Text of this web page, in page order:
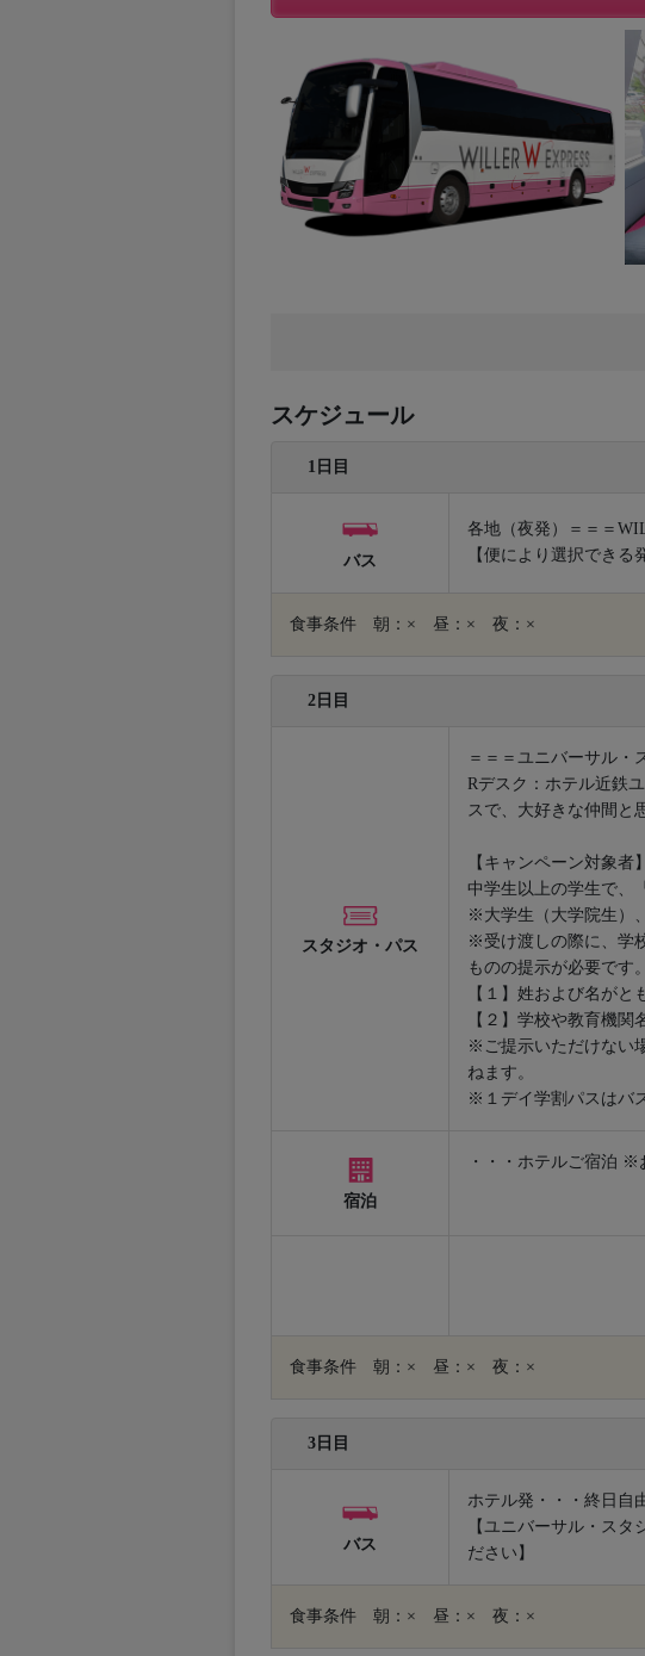
スケジュール
1日目
バス
各地（夜発）＝＝＝
【便により選択でき
食事条件 朝：× 昼：× 夜：×
2日目
スタジオ・パス
＝＝＝ユニバーサル・
Rデスク：ホテル近鉄
スで、大好きな仲間と
【キャンペーン対象者】
中学生以上の学生で、
※大学生（大学院生）
※受け渡しの際に、学
ものの提示が必要です。
【１】姓および名がと
【２】学校や教育機
※ご提示いただけない
ねます。
※１デイ学割パスはバ
宿泊
・・・ホテルご宿泊 ※
食事条件 朝：× 昼：× 夜：×
3日目
バス
ホテル発・・・終日自
【ユニバーサル・ス
ださい】
食事条件 朝：× 昼：× 夜：×